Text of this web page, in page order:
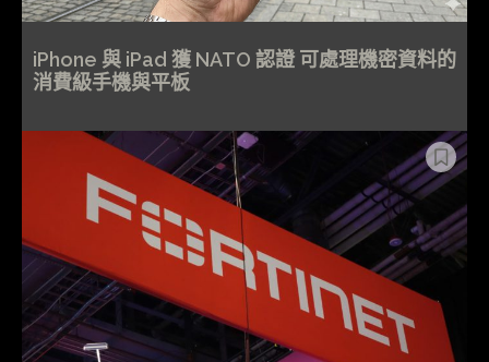
iPhone 與 iPad 獲 NATO 認證 可處理機密資料的
消費級手機與平板